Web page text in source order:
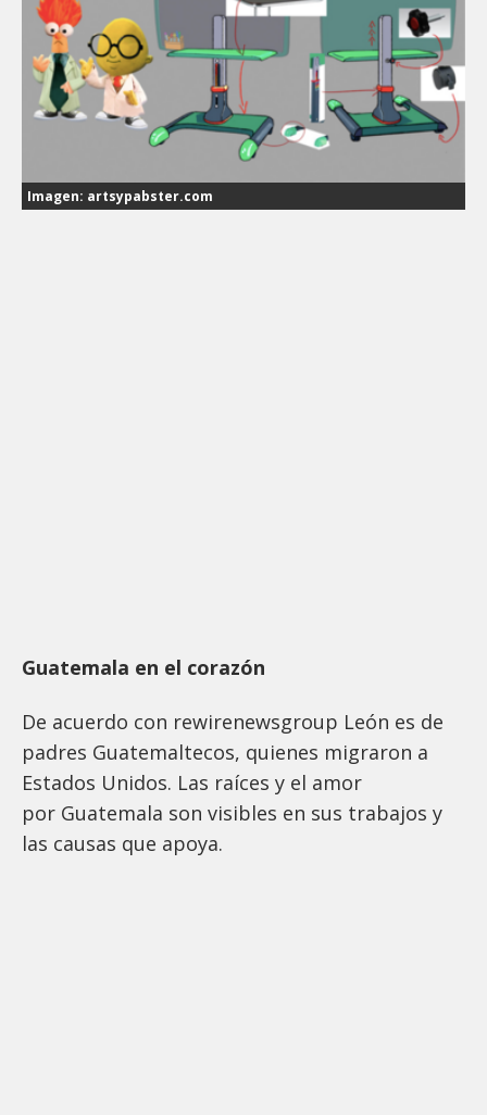
Imagen: artsypabster.com
Guatemala en el corazón
De acuerdo con rewirenewsgroup León es de
padres Guatemaltecos, quienes migraron a
Estados Unidos. Las raíces y el amor
por Guatemala son visibles en sus trabajos y
las causas que apoya.